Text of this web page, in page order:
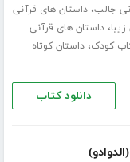
جالب،داستان های قرآنی
،داستان های قرآنی
کودک،داستان کوتاه
دانلود کتاب